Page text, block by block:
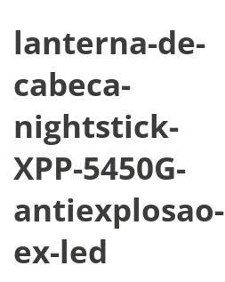
lanterna-de-
cabeca-
nightstick-
XPP-5450G-
antiexplosao-
ex-led